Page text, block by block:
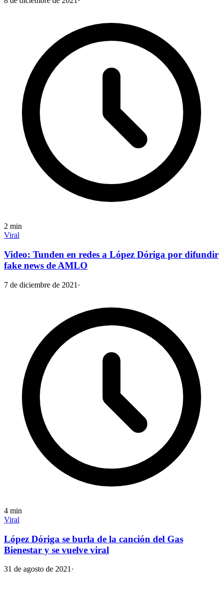
2 min
Viral
Video: Tunden en redes a López Dóriga por difundir
fake news de AMLO
7 de diciembre de 2021 ·
4 min
Viral
López Dóriga se burla de la canción del Gas
Bienestar y se vuelve viral
31 de agosto de 2021 ·